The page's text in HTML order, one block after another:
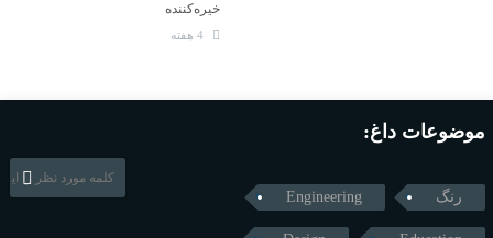
خیره‌کننده
موضوعات داغ:
رنگ Engineering